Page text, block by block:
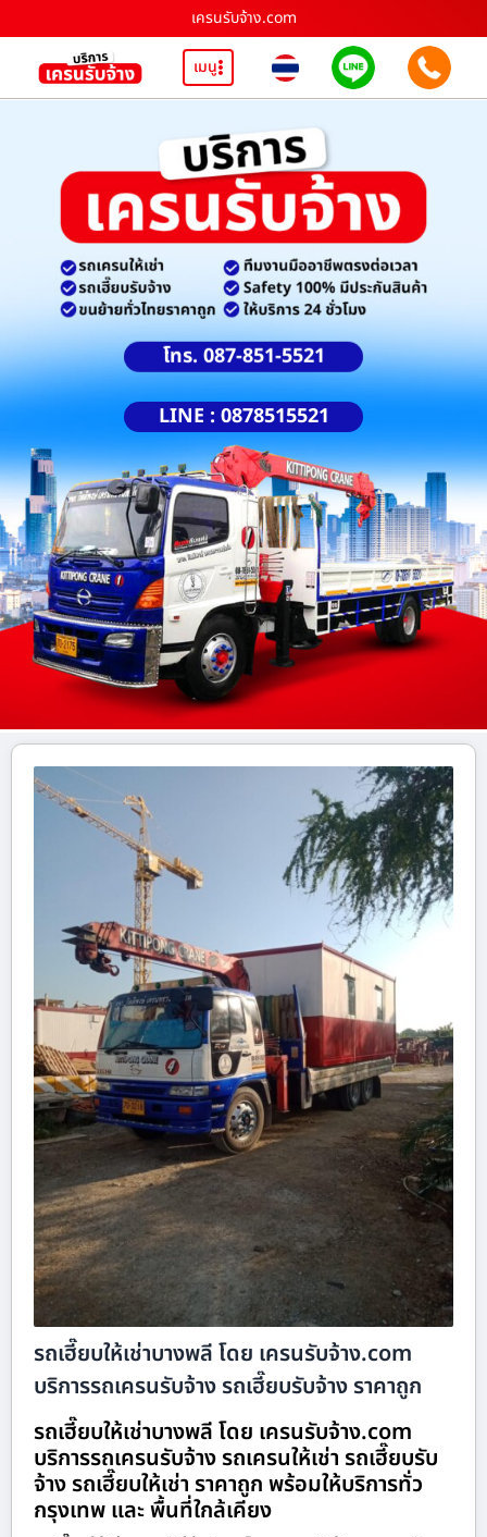
เครนรับจ้าง.com
เมนู
โทร. 087-851-5521
LINE : 0878515521
รถเฮี๊ยบให้เช่าบางพลี โดย เครนรับจ้าง.com
บริการรถเครนรับจ้าง รถเฮี๊ยบรับจ้าง ราคาถูก
รถเฮี๊ยบให้เช่าบางพลี โดย เครนรับจ้าง.com
บริการรถเครนรับจ้าง รถเครนให้เช่า รถเฮี๊ยบรับ
จ้าง รถเฮี๊ยบให้เช่า ราคาถูก พร้อมให้บริการทั่ว
กรุงเทพ และ พื้นที่ใกล้เคียง